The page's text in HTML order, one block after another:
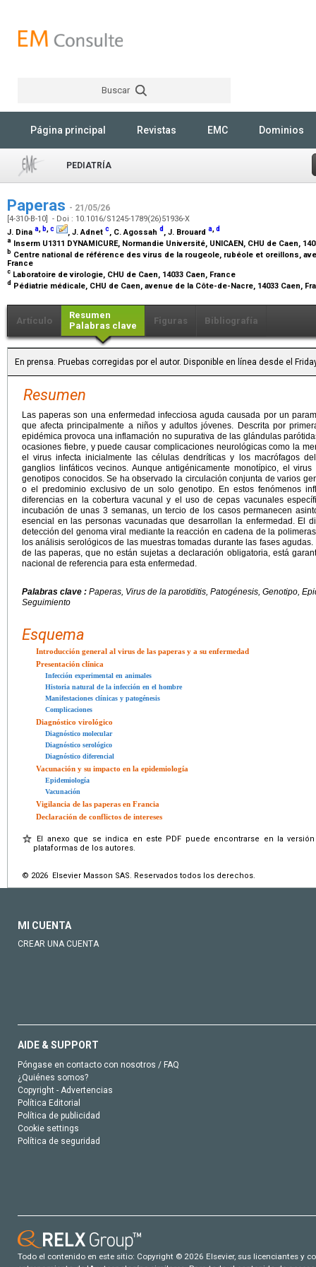
Buscar
Página principal Revistas EMC Dominios
PEDIATRÍA
Paperas - 21/05/26
[4-310-B-10] - Doi : 10.1016/S1245-1789(26)51936-X
J. Dina a, b,c , J. Adnet c, C. Agossah d , J. Brouard a,d
a Inserm U1311 DYNAMICURE, Normandie Université, UNICAEN, CHU de Caen,
b Centre national de référence des virus de la rougeole, rubéole et oreillons,
France
c Laboratoire de virologie, CHU de Caen, 14033 Caen, France
d Pédiatrie médicale, CHU de Caen, avenue de la Côte-de-Nacre, 14033 Caen,
Artículo
Resumen
Palabras clave
Figuras Bibliografía
En prensa. Pruebas corregidas por el autor. Disponible en línea desde el
Resumen
Las paperas son una enfermedad infecciosa aguda causada por un
que afecta principalmente a niños y adultos jóvenes. Descrita por
epidémica provoca una inflamación no supurativa de las glándulas
ocasiones fiebre, y puede causar complicaciones neurológicas como la
el virus infecta inicialmente las células dendríticas y los macrófagos
ganglios linfáticos vecinos. Aunque antigénicamente monotípico, el
genotipos conocidos. Se ha observado la circulación conjunta de varios
o el predominio exclusivo de un solo genotipo. En estos fenómenos
diferencias en la cobertura vacunal y el uso de cepas vacunales
incubación de unas 3 semanas, un tercio de los casos permanecen
esencial en las personas vacunadas que desarrollan la enfermedad. El
detección del genoma viral mediante la reacción en cadena de la
los análisis serológicos de las muestras tomadas durante las fases
de las paperas, que no están sujetas a declaración obligatoria, está
nacional de referencia para esta enfermedad.
Palabras clave : Paperas, Virus de la parotiditis, Patogénesis, Genotipo,
Seguimiento
Esquema
Introducción general al virus de las paperas y a su enfermedad
Presentación clínica
Infección experimental en animales
Historia natural de la infección en el hombre
Manifestaciones clínicas y patogénesis
Complicaciones
Diagnóstico virológico
Diagnóstico molecular
Diagnóstico serológico
Diagnóstico diferencial
Vacunación y su impacto en la epidemiología
Epidemiología
Vacunación
Vigilancia de las paperas en Francia
Declaración de conflictos de intereses
El anexo que se indica en este PDF puede encontrarse en la
plataformas de los autores.
© 2026 Elsevier Masson SAS. Reservados todos los derechos.
MI CUENTA
CREAR UNA CUENTA
AIDE & SUPPORT
Póngase en contacto con nosotros / FAQ
¿Quiénes somos?
Copyright - Advertencias
Política Editorial
Política de publicidad
Cookie settings
Política de seguridad
Todo el contenido en este sitio: Copyright © 2026 Elsevier, sus licenciantes y